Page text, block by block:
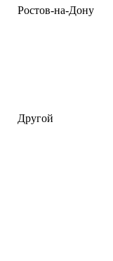
Ростов-на-Дону
Другой